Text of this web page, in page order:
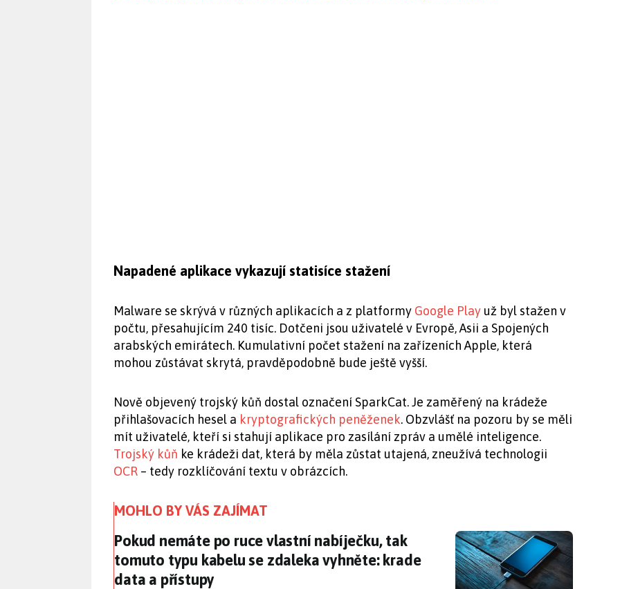
Napadené aplikace vykazují statisíce stažení
Malware se skrývá v různých aplikacích a z platformy Google Play už byl stažen v
počtu, přesahujícím 240 tisíc. Dotčeni jsou uživatelé v Evropě, Asii a Spojených
arabských emirátech. Kumulativní počet stažení na zařízeních Apple, která
mohou zůstávat skrytá, pravděpodobně bude ještě vyšší.
Nově objevený trojský kůň dostal označení SparkCat. Je zaměřený na krádeže
přihlašovacích hesel a kryptografických peněženek. Obzvlášť na pozoru by se měli
mít uživatelé, kteří si stahují aplikace pro zasílání zpráv a umělé inteligence.
Trojský kůň ke krádeži dat, která by měla zůstat utajená, zneužívá technologii
OCR – tedy rozklíčování textu v obrázcích.
MOHLO BY VÁS ZAJÍMAT
Pokud nemáte po ruce vlastní nabíječku, tak tomuto typu kabelu se
Pokud nemáte po ruce vlastní nabíječku, tak
tomuto typu kabelu se zdaleka vyhněte: krade
data a přístupy